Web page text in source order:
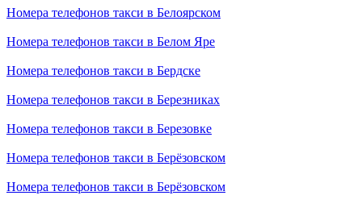
Номера телефонов такси в Белоярском
Номера телефонов такси в Белом Яре
Номера телефонов такси в Бердске
Номера телефонов такси в Березниках
Номера телефонов такси в Березовке
Номера телефонов такси в Берёзовском
Номера телефонов такси в Берёзовском